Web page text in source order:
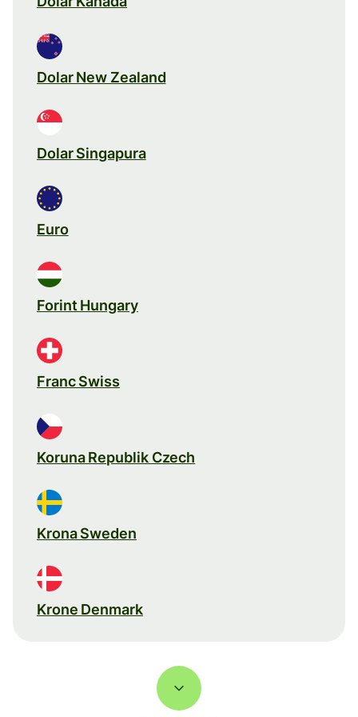
Dolar New Zealand
Dolar Singapura
Euro
Forint Hungary
Franc Swiss
Koruna Republik Czech
Krona Sweden
Krone Denmark